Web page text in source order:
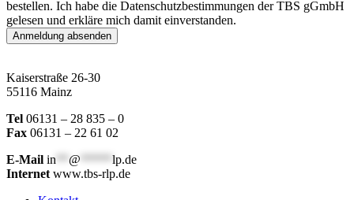
bestellen. Ich habe die Datenschutzbestimmungen der TBS gGmbH
gelesen und erkläre mich damit einverstanden.
Anmeldung absenden
Kaiserstraße 26-30
55116 Mainz
Tel 06131 – 28 835 – 0
Fax 06131 – 22 61 02
E-Mail in @
lp.de
Internet www.tbs-rlp.de